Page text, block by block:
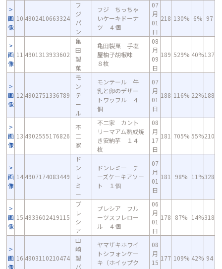
画
像
10 4902410663324
フ
ジ
パ
ン
フジ ちっちゃ
いケーキドーナ
ツ ４個
07
月
01
日
218 130% 6% 97
画
像
11 4901313933602
亀
田
製
菓
亀田製菓 手塩
屋柚子胡椒味
８枚
08
月
09
日
189 529% 40%137
画
像
12 4902751336789
モ
ン
テ
ー
ル
モンテール 牛
乳と卵のデザー
トワッフル ４
個
07
月
01
日
188 116% 22%188
画
像
13 4902555176826
不
二
家
不二家 カント
リーマアム熟成焼
き安納芋 １４
枚
08
月
17
日
181 705% 55%210
画
像
14 4907174083449
ド
ン
レ
ミ
ー
ドンレミー チ
ーズケーキアソー
ト １個
07
月
01
日
181 98% 11%328
画
像
15 4933602419115
プ
レ
シ
ア
プレシア フル
ーツスフレロー
ル ４個
06
月
01
日
178 87% 14%318
画
像
16 4903110210474
山
崎
製
パ
ヤマザキホワイ
トシフォンケー
キ（ホイップク
08
月
15
177 109% 42% 94